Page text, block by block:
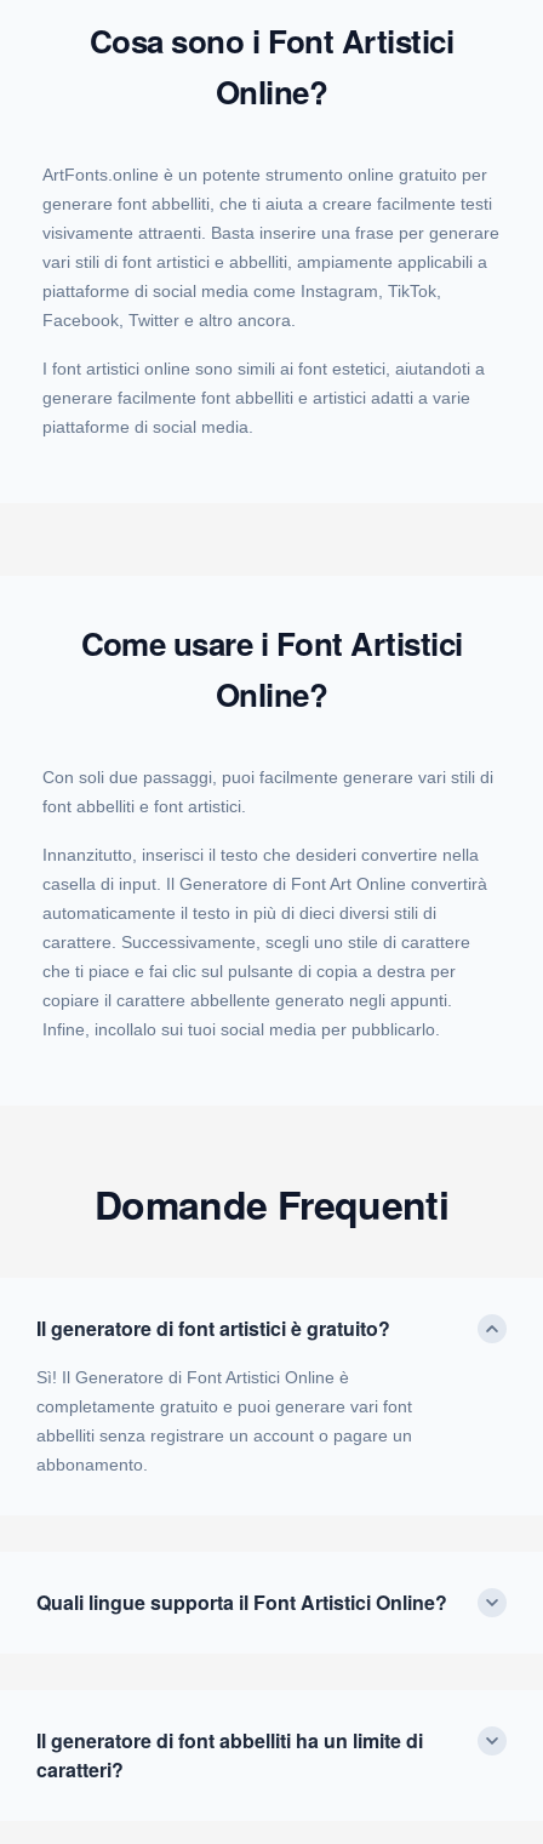
Cosa sono i Font Artistici
Online?
ArtFonts.online è un potente strumento online gratuito per
generare font abbelliti, che ti aiuta a creare facilmente testi
visivamente attraenti. Basta inserire una frase per generare
vari stili di font artistici e abbelliti, ampiamente applicabili a
piattaforme di social media come Instagram, TikTok,
Facebook, Twitter e altro ancora.
I font artistici online sono simili ai font estetici, aiutandoti a
generare facilmente font abbelliti e artistici adatti a varie
piattaforme di social media.
Come usare i Font Artistici
Online?
Con soli due passaggi, puoi facilmente generare vari stili di
font abbelliti e font artistici.
Innanzitutto, inserisci il testo che desideri convertire nella
casella di input. Il Generatore di Font Art Online convertirà
automaticamente il testo in più di dieci diversi stili di
carattere. Successivamente, scegli uno stile di carattere
che ti piace e fai clic sul pulsante di copia a destra per
copiare il carattere abbellente generato negli appunti.
Infine, incollalo sui tuoi social media per pubblicarlo.
Domande Frequenti
Il generatore di font artistici è gratuito?
Sì! Il Generatore di Font Artistici Online è
completamente gratuito e puoi generare vari font
abbelliti senza registrare un account o pagare un
abbonamento.
Quali lingue supporta il Font Artistici Online?
Il generatore di font abbelliti ha un limite di
caratteri?